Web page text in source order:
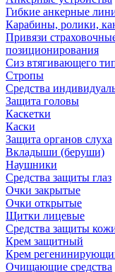
Гибкие анкерные
Карабины, ролики,
Привязи
позиционирования
Сиз втягивающего
Стропы
Средства
Защита головы
Каскетки
Каски
Защита органов слуха
Вкладыши (беруши)
Наушники
Средства защиты глаз
Очки закрытые
Очки открытые
Щитки лицевые
Средства защиты
Крем защитный
Крем
Очищающие средства